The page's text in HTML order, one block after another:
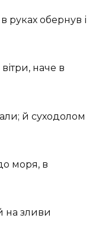
руках обернув і
наче в
й суходолом
моря, в
на зливи